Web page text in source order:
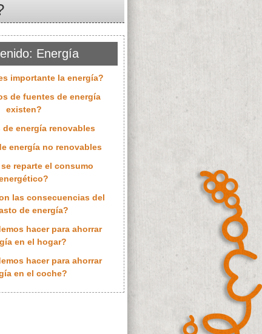
Energía
importante la energía?
de fuentes de energía
existen?
de energía renovables
energía no renovables
reparte el consumo
las consecuencias del
de energía?
hacer para ahorrar
en el hogar?
hacer para ahorrar
en el coche?